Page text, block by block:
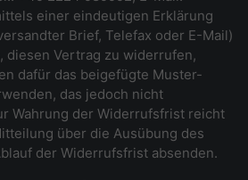
einer eindeutigen Erklärung
Brief, Telefax oder E-Mail)
diesen Vertrag zu widerrufen,
dafür das beigefügte Muster-
das jedoch nicht
Wahrung der Widerrufsfrist reicht
über die Ausübung des
der Widerrufsfrist absenden.